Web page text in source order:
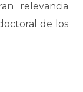
relevancia
de los